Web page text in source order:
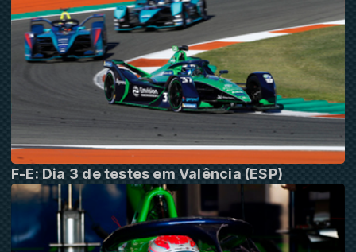
F-E: Dia 3 de testes em Valência (ESP)